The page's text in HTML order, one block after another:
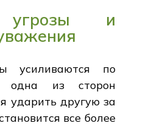
угрозы и
усиливаются по
одна из сторон
ударить другую за
все более